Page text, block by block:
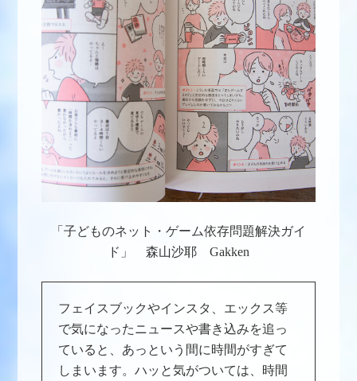
「子どものネット・ゲーム依存問題解決ガイ
ド」 森山沙耶 Gakken
フェイスブックやインスタ、エックス等
で気になったニュースや書き込みを追っ
ていると、あっという間に時間がすぎて
しまいます。ハッと気がついては、時間